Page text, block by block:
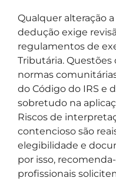
Qualquer alteração
dedução exige
regulamentos de
Tributária.
normas
do Código do IRS e
sobretudo na
Riscos de
contencioso são
elegibilidade e
por isso,
profissionais